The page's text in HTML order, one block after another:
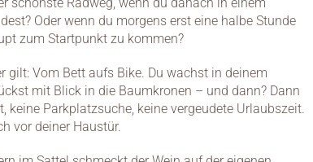
Oder wenn du morgens erst eine halbe Stunde
zum Startpunkt zu kommen?
mit Blick in die Baumkronen – und dann? Dann
keine Parkplatzsuche, keine vergeudete Urlaubszeit.
vor deiner Haustür.